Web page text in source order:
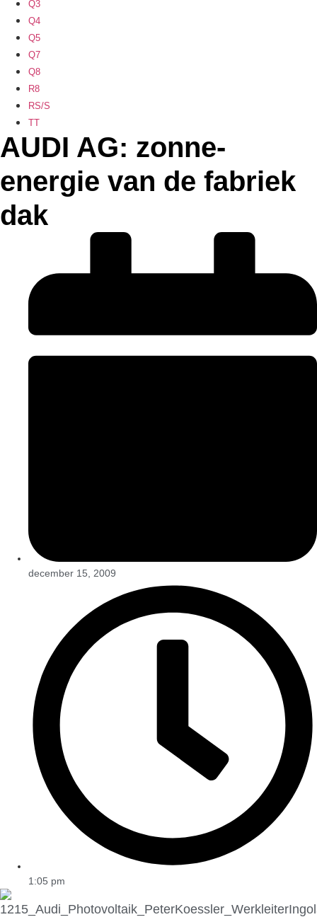
Q3
Q4
Q5
Q7
Q8
R8
RS/S
TT
AUDI AG: zonne-
energie van de fabriek
dak
december 15, 2009
1:05 pm